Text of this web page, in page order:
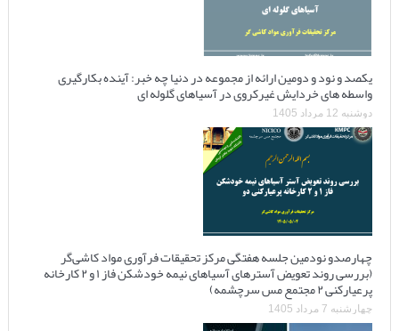
یکصد و نود و دومین ارائه از مجموعه در دنیا چه خبر: آینده بکارگیری
واسطه های خردایش غیرکروی در آسیاهای گلوله ای
دوشنبه 12 مرداد 1405
چهارصدو نودمین جلسه هفتگی مرکز تحقیقات فرآوری مواد کاشی‌گر
(بررسی روند تعویض آسترهای آسیاهای نیمه خودشکن فاز ۱ و ۲ کارخانه
پرعیارکنی ۲ مجتمع مس سرچشمه)
چهارشنبه 7 مرداد 1405